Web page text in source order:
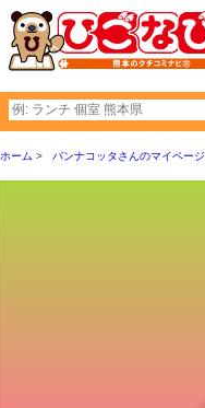
ホーム パンナコッタさんのマイページ